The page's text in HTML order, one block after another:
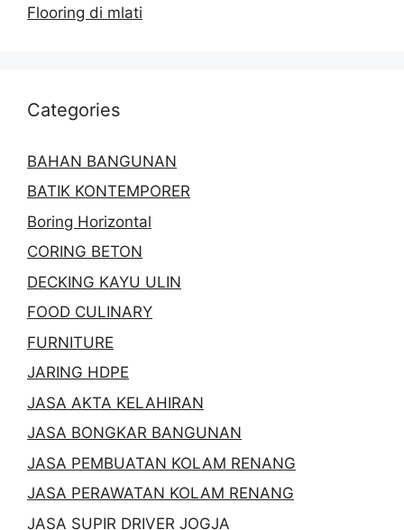
Flooring di mlati
Categories
BAHAN BANGUNAN
BATIK KONTEMPORER
Boring Horizontal
CORING BETON
DECKING KAYU ULIN
FOOD CULINARY
FURNITURE
JARING HDPE
JASA AKTA KELAHIRAN
JASA BONGKAR BANGUNAN
JASA PEMBUATAN KOLAM RENANG
JASA PERAWATAN KOLAM RENANG
JASA SUPIR DRIVER JOGJA